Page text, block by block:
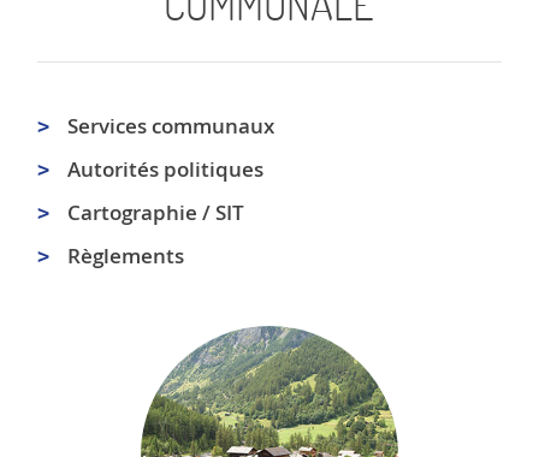
Services communaux
Autorités politiques
Cartographie / SIT
Règlements